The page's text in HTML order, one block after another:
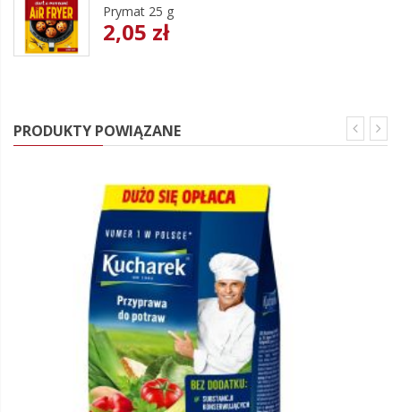
Prymat 25 g
2,05 zł
PRODUKTY POWIĄZANE